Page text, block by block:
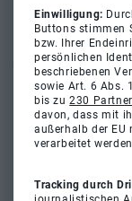
Einwilligung:
Buttons stimmen
bzw. Ihrer
persönlichen
beschriebenen
sowie Art. 6 Abs.
bis zu230 Partner
davon, dass mit
außerhalb der EU
verarbeitet
Tracking durch